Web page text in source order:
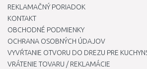
REKLAMAČNÝ PORIADOK
KONTAKT
OBCHODNÉ PODMIENKY
OCHRANA OSOBNÝCH ÚDAJOV
VYVŔTANIE OTVORU DO DREZU PRE
VRÁTENIE TOVARU / REKLAMÁCIE